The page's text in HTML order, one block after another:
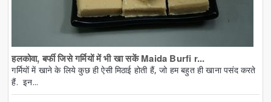
हलकोवा, बर्फी जिसे गर्मियों में भी खा सकें Maida Burfi r...
गर्मियों में खाने के लिये कुछ ही ऐसी मिठाई होती हैं, जो हम बहुत ही खाना पसंद करते
हैं. इन...